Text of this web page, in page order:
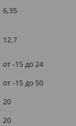
6,35
12,7
от -15 до 24
от -15 до 50
20
20